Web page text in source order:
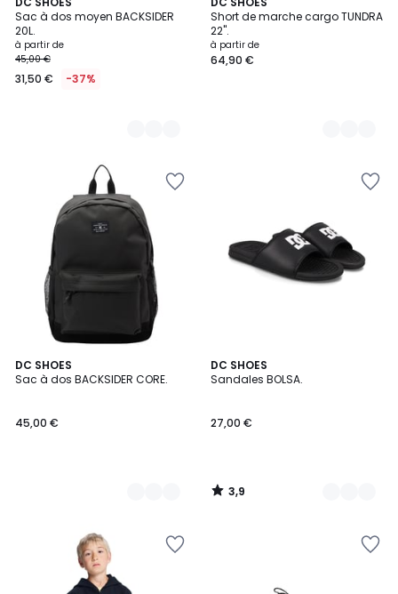
Sac à dos moyen BACKSIDER
20L.
à partir de
45,00 €
31,50 € -37%
5
Couleurs
Short de marche cargo TUNDRA
22".
à partir de
64,90 €
2
Couleurs
DC SHOES
Sac à dos BACKSIDER CORE.
45,00 €
2
Couleurs
DC SHOES
Sandales BOLSA.
27,00 €
3,9
/ 5
2
Couleurs
3,9
/